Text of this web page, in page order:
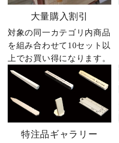
大量購入割引
対象の同一カテゴリ内商品
を組み合わせて10セット以
上でお買い得になります。
特注品ギャラリー